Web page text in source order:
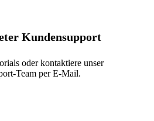
Kundensupport
oder kontaktiere unser
Team per E-Mail.